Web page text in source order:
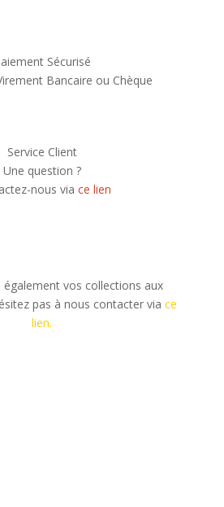
Sécurisé
Bancaire ou Chèque
Service Client
Une question ?
nous via ce lien
vos collections aux
pas à nous contacter viace
lien.